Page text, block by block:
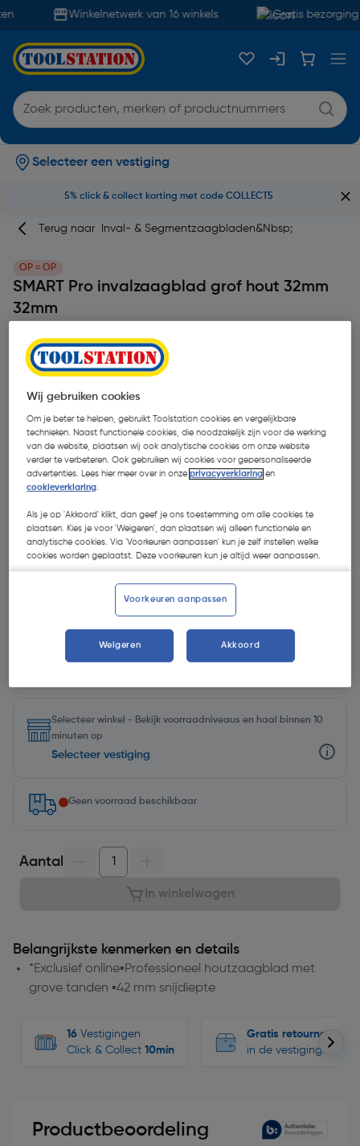
Winkelnetwerk van 16 winkels Gratis bezorging
Selecteer een vestiging
5% click & collect korting met code COLLECT5
Terug naar Inval- & Segmentzaagbladen&nbsp;
OP = OP
SMART Pro invalzaagblad grof hout 32mm
32mm
MerkSMART Productcode: 49666
1 Beoordelingen
€ 6,70| Excl. btw € 5,54
Selecteer winkel - Bekijk voorraadniveaus en haal binnen 10
minuten op
Selecteer vestiging
Geen voorraad beschikbaar
Aantal
In winkelwagen
Belangrijkste kenmerken en details
*Exclusief online▪Professioneel houtzaagblad met
grove tanden ▪42 mm snijdiepte
16 Vestigingen
Click & Collect 10min
Gratis retourneren
in de vestigingen
Productbeoordeling
Wij gebruiken cookies
Om je beter te helpen, gebruikt Toolstation cookies en vergelijkbare
technieken. Naast functionele cookies, die noodzakelijk zijn voor de werking
van de website, plaatsen wij ook analytische cookies om onze website
verder te verbeteren. Ook gebruiken wij cookies voor gepersonaliseerde
advertenties. Lees hier meer over in onzeprivacyverklaring en
cookieverklaring
Als je op 'Akkoord' klikt, dan geef je ons toestemming om alle cookies te
plaatsen. Kies je voor 'Weigeren', dan plaatsen wij alleen functionele en
analytische cookies. Via 'Voorkeuren aanpassen' kun je zelf instellen welke
cookies worden geplaatst. Deze voorkeuren kun je altijd weer aanpassen.
Voorkeuren aanpassen
Weigeren Akkoord